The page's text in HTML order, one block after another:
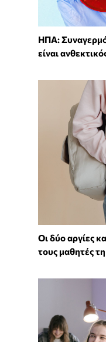
ΗΠΑ:
είναι
Οι δύο αργίες
τους μαθητές